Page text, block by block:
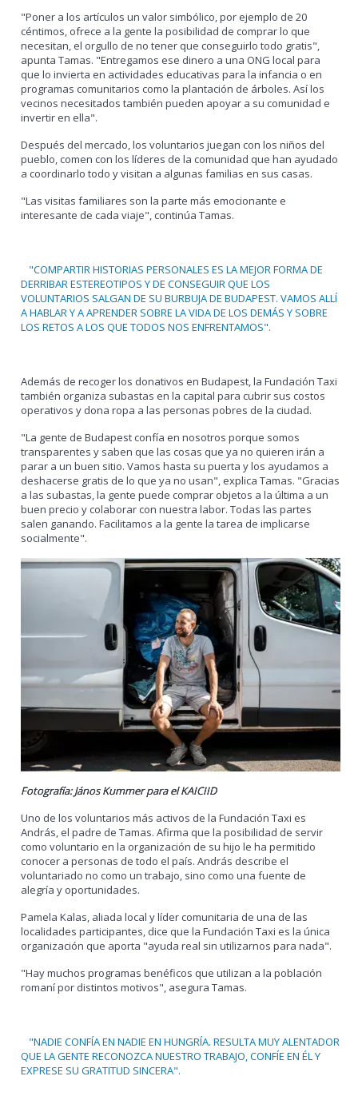
"Poner a los artículos un valor simbólico, por ejemplo de 20
céntimos, ofrece a la gente la posibilidad de comprar lo que
necesitan, el orgullo de no tener que conseguirlo todo gratis",
apunta Tamas. "Entregamos ese dinero a una ONG local para
que lo invierta en actividades educativas para la infancia o en
programas comunitarios como la plantación de árboles. Así los
vecinos necesitados también pueden apoyar a su comunidad e
invertir en ella".
Después del mercado, los voluntarios juegan con los niños del
pueblo, comen con los líderes de la comunidad que han ayudado
a coordinarlo todo y visitan a algunas familias en sus casas.
"Las visitas familiares son la parte más emocionante e
interesante de cada viaje", continúa Tamas.
"COMPARTIR HISTORIAS PERSONALES ES LA MEJOR FORMA DE
DERRIBAR ESTEREOTIPOS Y DE CONSEGUIR QUE LOS
VOLUNTARIOS SALGAN DE SU BURBUJA DE BUDAPEST. VAMOS ALLÍ
A HABLAR Y A APRENDER SOBRE LA VIDA DE LOS DEMÁS Y SOBRE
LOS RETOS A LOS QUE TODOS NOS ENFRENTAMOS".
Además de recoger los donativos en Budapest, la Fundación Taxi
también organiza subastas en la capital para cubrir sus costos
operativos y dona ropa a las personas pobres de la ciudad.
"La gente de Budapest confía en nosotros porque somos
transparentes y saben que las cosas que ya no quieren irán a
parar a un buen sitio. Vamos hasta su puerta y los ayudamos a
deshacerse gratis de lo que ya no usan", explica Tamas. "Gracias
a las subastas, la gente puede comprar objetos a la última a un
buen precio y colaborar con nuestra labor. Todas las partes
salen ganando. Facilitamos a la gente la tarea de implicarse
socialmente".
Fotografía: János Kummer para el KAICIID
Uno de los voluntarios más activos de la Fundación Taxi es
András, el padre de Tamas. Afirma que la posibilidad de servir
como voluntario en la organización de su hijo le ha permitido
conocer a personas de todo el país. András describe el
voluntariado no como un trabajo, sino como una fuente de
alegría y oportunidades.
Pamela Kalas, aliada local y líder comunitaria de una de las
localidades participantes, dice que la Fundación Taxi es la única
organización que aporta "ayuda real sin utilizarnos para nada".
"Hay muchos programas benéficos que utilizan a la población
romaní por distintos motivos", asegura Tamas.
"NADIE CONFÍA EN NADIE EN HUNGRÍA. RESULTA MUY ALENTADOR
QUE LA GENTE RECONOZCA NUESTRO TRABAJO, CONFÍE EN ÉL Y
EXPRESE SU GRATITUD SINCERA".